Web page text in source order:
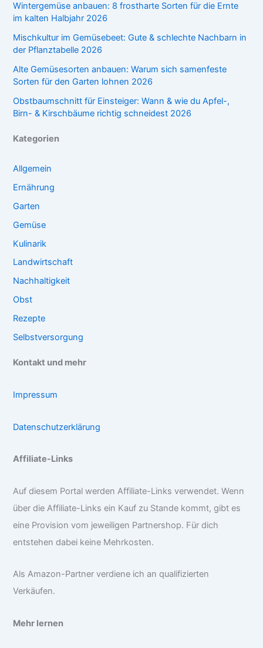
Wintergemüse anbauen: 8 frostharte Sorten für die Ernte
im kalten Halbjahr 2026
Mischkultur im Gemüsebeet: Gute & schlechte Nachbarn in
der Pflanztabelle 2026
Alte Gemüsesorten anbauen: Warum sich samenfeste
Sorten für den Garten lohnen 2026
Obstbaumschnitt für Einsteiger: Wann & wie du Apfel-,
Birn- & Kirschbäume richtig schneidest 2026
Kategorien
Allgemein
Ernährung
Garten
Gemüse
Kulinarik
Landwirtschaft
Nachhaltigkeit
Obst
Rezepte
Selbstversorgung
Kontakt und mehr
Impressum
Datenschutzerklärung
Affiliate-Links
Auf diesem Portal werden Affiliate-Links verwendet. Wenn
über die Affiliate-Links ein Kauf zu Stande kommt, gibt es
eine Provision vom jeweiligen Partnershop. Für dich
entstehen dabei keine Mehrkosten.
Als Amazon-Partner verdiene ich an qualifizierten
Verkäufen.
Mehr lernen